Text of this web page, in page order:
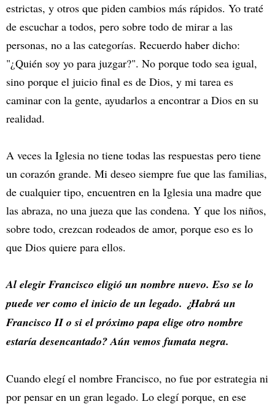
estrictas, y otros que piden cambios más rápidos. Yo traté
de escuchar a todos, pero sobre todo de mirar a las
personas, no a las categorías. Recuerdo haber dicho:
"¿Quién soy yo para juzgar?". No porque todo sea igual,
sino porque el juicio final es de Dios, y mi tarea es
caminar con la gente, ayudarlos a encontrar a Dios en su
realidad.
A veces la Iglesia no tiene todas las respuestas pero tiene
un corazón grande. Mi deseo siempre fue que las familias,
de cualquier tipo, encuentren en la Iglesia una madre que
las abraza, no una jueza que las condena. Y que los niños,
sobre todo, crezcan rodeados de amor, porque eso es lo
que Dios quiere para ellos.
Al elegir Francisco eligió un nombre nuevo. Eso se lo
puede ver como el inicio de un legado. ¿Habrá un
Francisco II o si el próximo papa elige otro nombre
estaría desencantado? Aún vemos fumata negra.
Cuando elegí el nombre Francisco, no fue por estrategia ni
por pensar en un gran legado. Lo elegí porque, en ese